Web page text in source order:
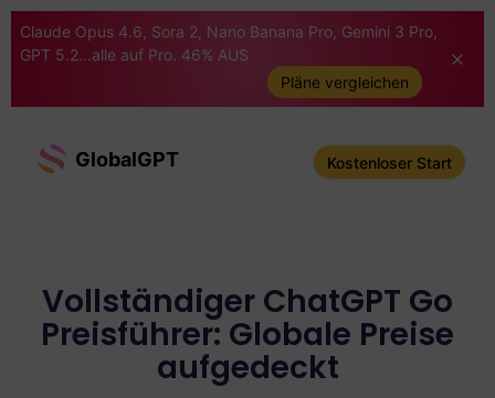
Claude Opus 4.6, Sora 2, Nano Banana Pro, Gemini 3 Pro,
GPT 5.2...alle auf Pro. 46% AUS
Pläne vergleichen
GlobalGPT Kostenloser Start
Vollständiger ChatGPT Go
Preisführer: Globale Preise
aufgedeckt